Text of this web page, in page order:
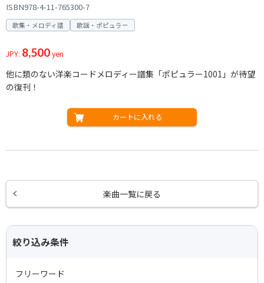
ISBN978-4-11-765300-7
歌集・メロディ譜 歌謡・ポピュラー
JPY: 8,500yen
他に類のない洋楽コードメロディー譜集「ポピュラー1001」が待望
の復刊！
カートに入れる
楽曲一覧に戻る
絞り込み条件
フリーワード